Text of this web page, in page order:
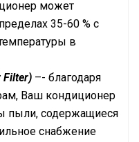
может
35-60 % с
в
–- благодаря
Ваш кондиционер
пыли, содержащиеся
снабжение